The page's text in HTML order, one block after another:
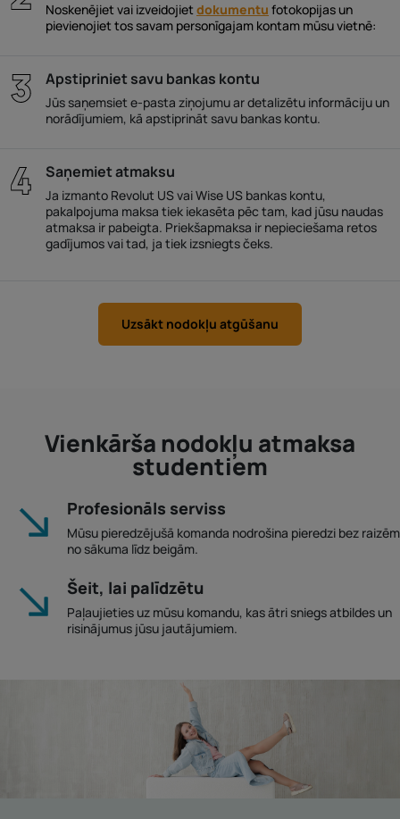
Noskenējiet vai izveidojietdokumentu fotokopijas un
pievienojiet tos savam personīgajam kontam mūsu vietnē:
Apstipriniet savu bankas kontu
Jūs saņemsiet e-pasta ziņojumu ar detalizētu informāciju un
norādījumiem, kā apstiprināt savu bankas kontu.
Saņemiet atmaksu
Ja izmanto Revolut US vai Wise US bankas kontu,
pakalpojuma maksa tiek iekasēta pēc tam, kad jūsu naudas
atmaksa ir pabeigta. Priekšapmaksa ir nepieciešama retos
gadījumos vai tad, ja tiek izsniegts čeks.
Uzsākt nodokļu atgūšanu
Vienkārša nodokļu atmaksa
studentiem
Profesionāls serviss
Mūsu pieredzējušā komanda nodrošina pieredzi bez raizēm
no sākuma līdz beigām.
Šeit, lai palīdzētu
Paļaujieties uz mūsu komandu, kas ātri sniegs atbildes un
risinājumus jūsu jautājumiem.